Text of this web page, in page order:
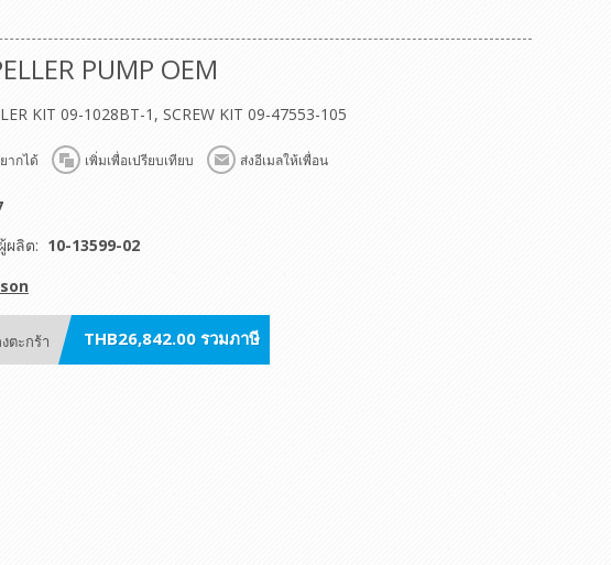
PUMP OEM
KIT 09-1028BT-1, SCREW KIT 09-47553-105
ากได้ เพิ่มเพื่อเปรียบเทียบ ส่งอีเมลให้เพื่อน
ผลิต: 10-13599-02
ตะกร้า THB26,842.00 รวมภาษี